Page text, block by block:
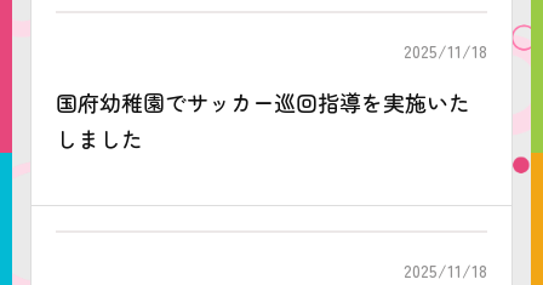
2025/11/18
国府幼稚園でサッカー巡回指導を実施いた
しました
2025/11/18